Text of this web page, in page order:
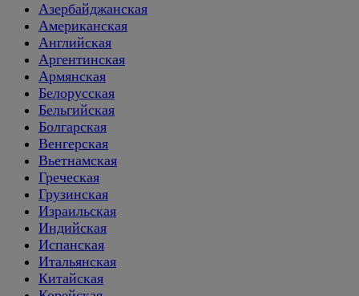
Азербайджанская
Американская
Английская
Аргентинская
Армянская
Белорусская
Бельгийская
Болгарская
Венгерская
Вьетнамская
Греческая
Грузинская
Израильская
Индийская
Испанская
Итальянская
Китайская